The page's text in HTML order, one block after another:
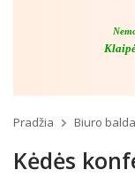
Pradžia Biuro
Kėdės